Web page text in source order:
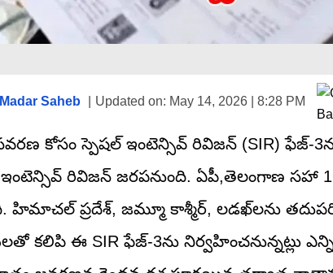
Saheb Updated on: May 14, 2026 | 8:28 PM
కోసం స్పెషల్ ఇంటెన్సివ్ రివిజన్ (SIR) ఫేజ్-3ను
రివిజన్ జరపనుంది. ఏపీ,తెలంగాణ సహా
హిమాచల్ ప్రదేశ్, జమ్మూ కాశ్మీర్, లడఖ్‌లను
కలిపి ఈ SIR ఫేజ్-3ను నిర్వహించనున్నట్లు